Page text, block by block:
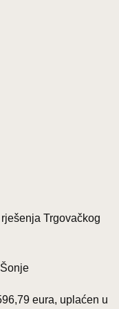
Trgovačkog
eura, uplaćen u